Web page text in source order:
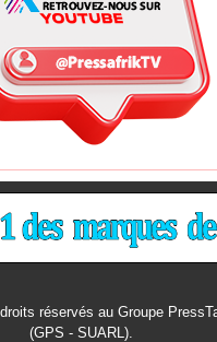
réservés au Groupe
(GPS - SUARL).